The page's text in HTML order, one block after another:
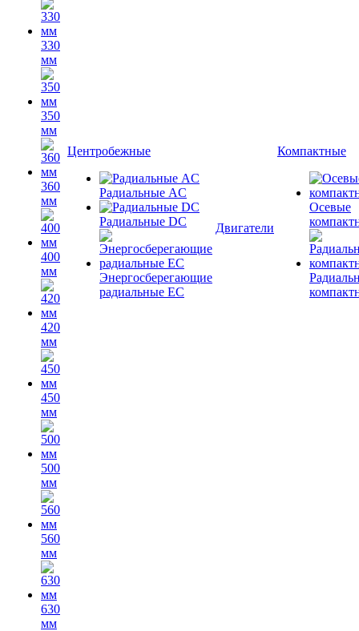
330
мм
350
мм
360
мм
400
мм
420
мм
450
мм
500
мм
560
мм
630
мм
Центробежные
Радиальные AC
Радиальные DC
Энергосберегающие
радиальные EC
Двигатели
Компактные
Осевые